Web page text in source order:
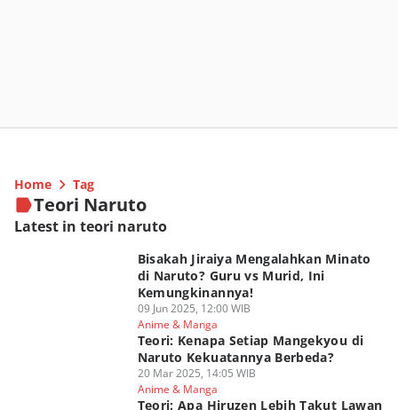
Home Tag
Teori Naruto
Latest in teori naruto
Bisakah Jiraiya Mengalahkan Minato
di Naruto? Guru vs Murid, Ini
Kemungkinannya!
09 Jun 2025, 12:00 WIB
Anime & Manga
Teori: Kenapa Setiap Mangekyou di
Naruto Kekuatannya Berbeda?
20 Mar 2025, 14:05 WIB
Anime & Manga
Teori: Apa Hiruzen Lebih Takut Lawan